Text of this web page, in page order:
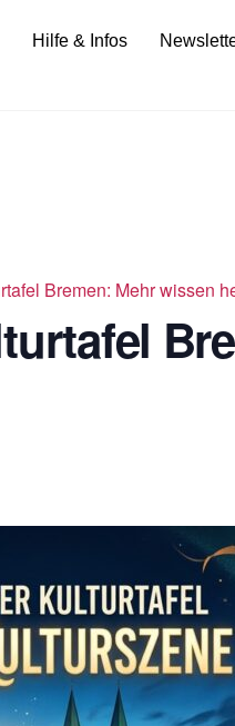
Hilfe & Infos
Bremen: Mehr wissen